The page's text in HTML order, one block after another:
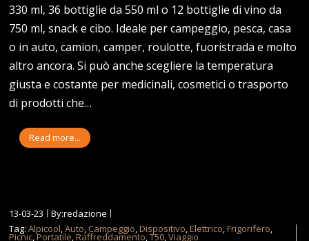
330 ml, 36 bottiglie da 550 ml o 12 bottiglie di vino da
750 ml, snack e cibo. Ideale per campeggio, pesca, casa
o in auto, camion, camper, roulotte, fuoristrada e molto
altro ancora. Si può anche scegliere la temperatura
giusta e costante per medicinali, cosmetici o trasporto
di prodotti che…
Read more...
13-03-23
By:redazione
Tag:Alpicool,Auto, Campeggio,Dispositivo,Elettrico,Frigorifero,
Picnic,Portatile,Raffreddamento,T50,Viaggio